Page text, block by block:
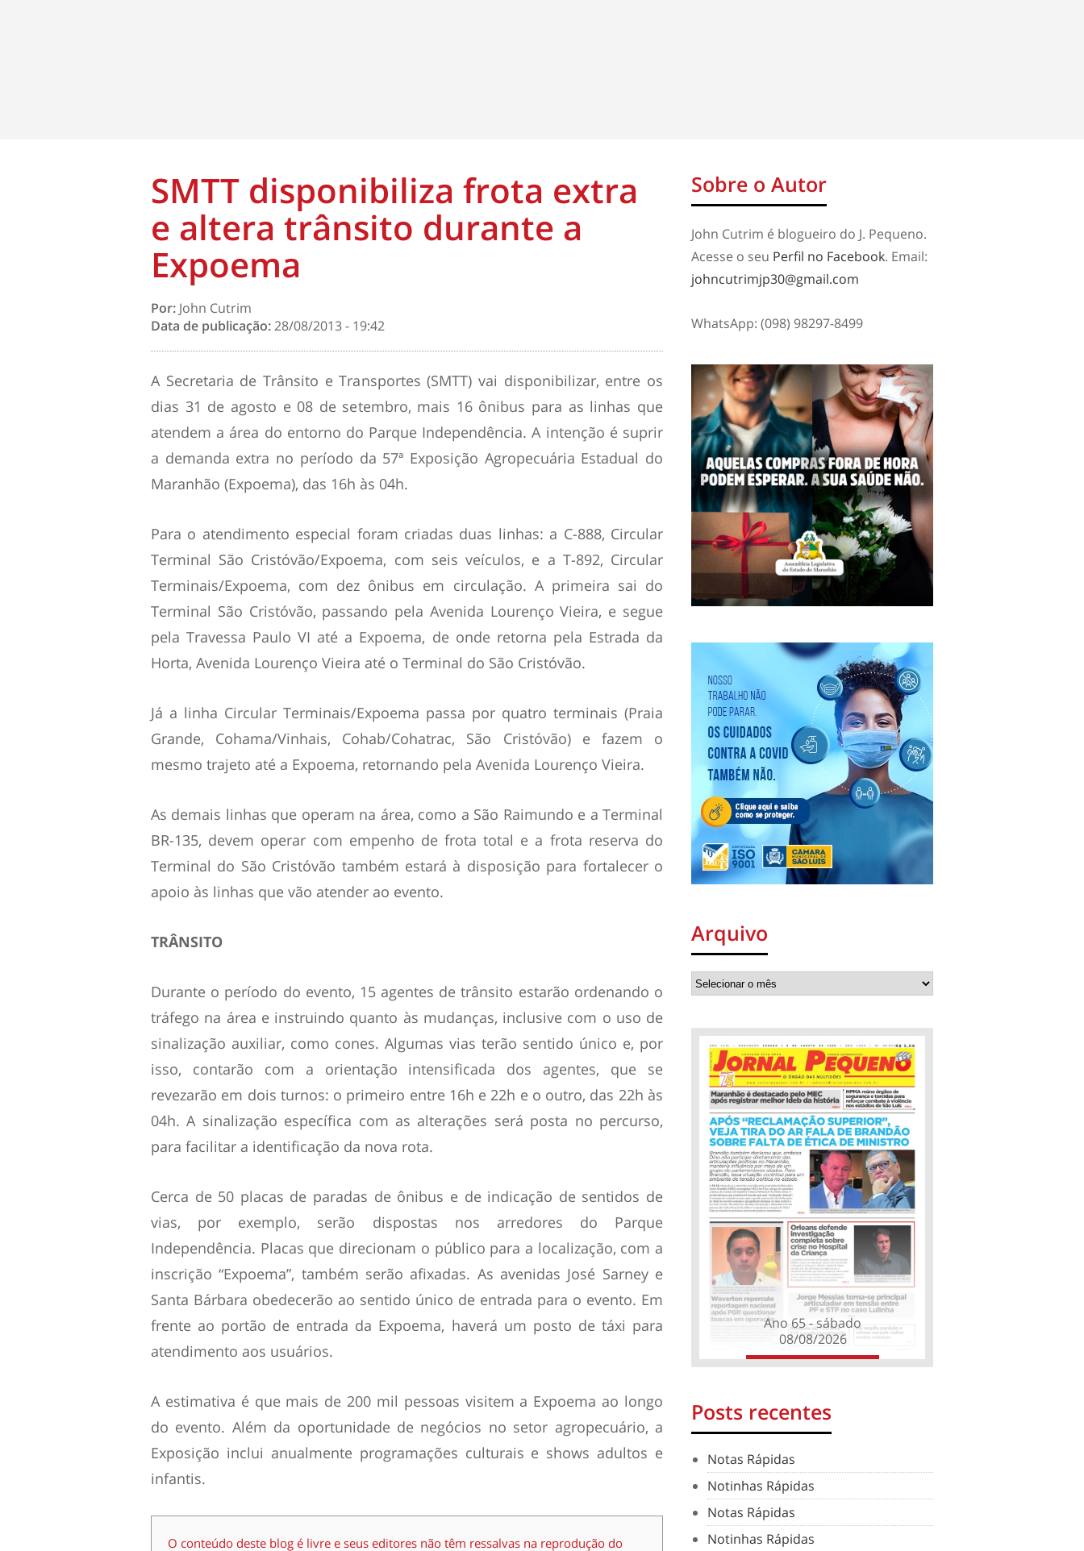
SMTT disponibiliza frota extra
e altera trânsito durante a
Expoema
Por: John Cutrim
Data de publicação:28/08/2013 - 19:42
A Secretaria de Trânsito e Transportes (SMTT) vai disponibilizar, entre os
dias 31 de agosto e 08 de setembro, mais 16 ônibus para as linhas que
atendem a área do entorno do Parque Independência. A intenção é suprir
a demanda extra no período da 57ª Exposição Agropecuária Estadual do
Maranhão (Expoema), das 16h às 04h.
Para o atendimento especial foram criadas duas linhas: a C-888, Circular
Terminal São Cristóvão/Expoema, com seis veículos, e a T-892, Circular
Terminais/Expoema, com dez ônibus em circulação. A primeira sai do
Terminal São Cristóvão, passando pela Avenida Lourenço Vieira, e segue
pela Travessa Paulo VI até a Expoema, de onde retorna pela Estrada da
Horta, Avenida Lourenço Vieira até o Terminal do São Cristóvão.
Já a linha Circular Terminais/Expoema passa por quatro terminais (Praia
Grande, Cohama/Vinhais, Cohab/Cohatrac, São Cristóvão) e fazem o
mesmo trajeto até a Expoema, retornando pela Avenida Lourenço Vieira.
As demais linhas que operam na área, como a São Raimundo e a Terminal
BR-135, devem operar com empenho de frota total e a frota reserva do
Terminal do São Cristóvão também estará à disposição para fortalecer o
apoio às linhas que vão atender ao evento.
TRÂNSITO
Durante o período do evento, 15 agentes de trânsito estarão ordenando o
tráfego na área e instruindo quanto às mudanças, inclusive com o uso de
sinalização auxiliar, como cones. Algumas vias terão sentido único e, por
isso, contarão com a orientação intensificada dos agentes, que se
revezarão em dois turnos: o primeiro entre 16h e 22h e o outro, das 22h às
04h. A sinalização específica com as alterações será posta no percurso,
para facilitar a identificação da nova rota.
Cerca de 50 placas de paradas de ônibus e de indicação de sentidos de
vias, por exemplo, serão dispostas nos arredores do Parque
Independência. Placas que direcionam o público para a localização, com a
inscrição “Expoema”, também serão afixadas. As avenidas José Sarney e
Santa Bárbara obedecerão ao sentido único de entrada para o evento. Em
frente ao portão de entrada da Expoema, haverá um posto de táxi para
atendimento aos usuários.
A estimativa é que mais de 200 mil pessoas visitem a Expoema ao longo
do evento. Além da oportunidade de negócios no setor agropecuário, a
Exposição inclui anualmente programações culturais e shows adultos e
infantis.
O conteúdo deste blog é livre e seus editores não têm ressalvas na reprodução do
Sobre o Autor
John Cutrim é blogueiro do J. Pequeno.
Acesse o seu Perfil no Facebook. Email:
johncutrimjp30@gmail.com
WhatsApp: (098) 98297-8499
Arquivo
Ano 65 - sábado
08/08/2026
Posts recentes
Notas Rápidas
Notinhas Rápidas
Notas Rápidas
Notinhas Rápidas